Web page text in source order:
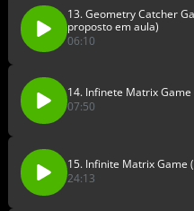
13. Geometry Catcher
proposto em aula)
06:10
14. Infinete Matrix
07:50
15. Infinite Matrix Game
24:13